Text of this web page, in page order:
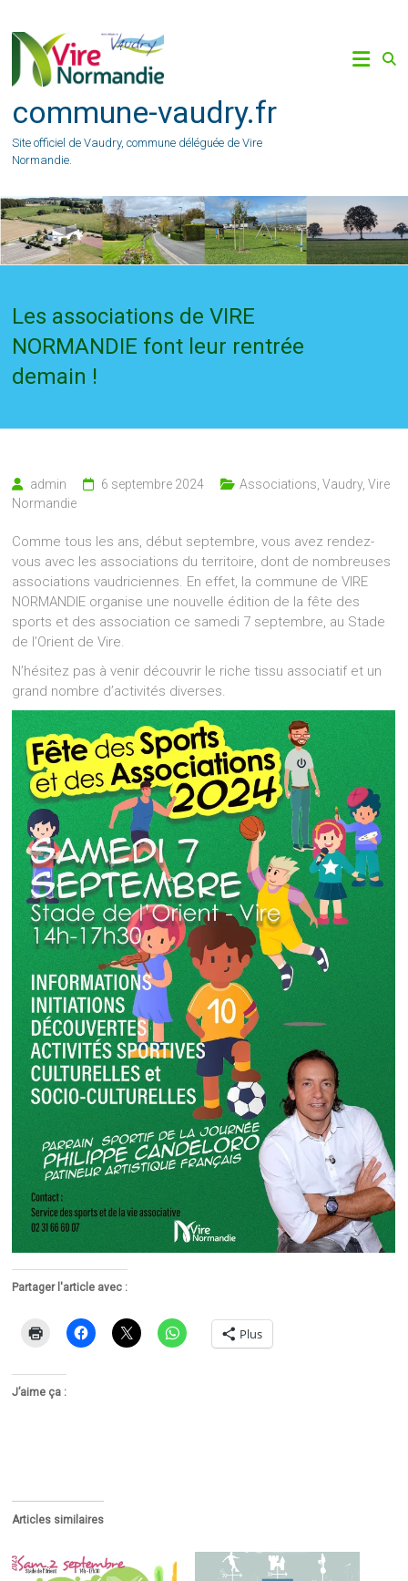
content
commune-vaudry.fr
Site officiel de Vaudry, commune déléguée de Vire
Normandie.
Les associations de VIRE
NORMANDIE font leur rentrée
demain !
admin 6 septembre 2024 Associations ,Vaudry,Vire
Normandie
Comme tous les ans, début septembre, vous avez rendez-
vous avec les associations du territoire, dont de nombreuses
associations vaudriciennes. En effet, la commune de VIRE
NORMANDIE organise une nouvelle édition de la fête des
sports et des association ce samedi 7 septembre, au Stade
de l’Orient de Vire.
N’hésitez pas à venir découvrir le riche tissu associatif et un
grand nombre d’activités diverses.
Partager l'article avec :
Plus
J’aime ça :
Articles similaires